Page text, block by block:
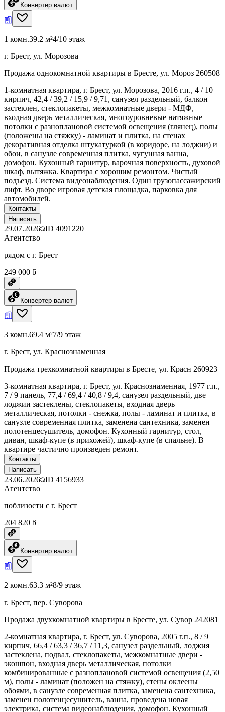
Конвертер валют
1 комн.39.2 м²4/10 этаж
г. Брест, ул. Морозова
Продажа однокомнатной квартиры в Бресте, ул. Мороз 260508
1-комнатная квартира, г. Брест, ул. Морозова, 2016 г.п., 4 / 10
кирпич, 42,4 / 39,2 / 15,9 / 9,71, санузел раздельный, балкон
застеклен, стеклопакеты, межкомнатные двери - МДФ,
входная дверь металлическая, многоуровневые натяжные
потолки с разноплановой системой освещения (глянец), полы
(положены на стяжку) - ламинат и плитка, на стенах
декоративная отделка штукатуркой (в коридоре, на лоджии) и
обои, в санузле современная плитка, чугунная ванна,
домофон. Кухонный гарнитур, варочная поверхность, духовой
шкаф, вытяжка. Квартира с хорошим ремонтом. Чистый
подъезд. Система видеонаблюдения. Один грузопассажирский
лифт. Во дворе игровая детская площадка, парковка для
автомобилей.
Контакты
Написать
29.07.2026 ID 4091220
Агентство
рядом с г. Брест
249 000 ƃ
Конвертер валют
3 комн.69.4 м²7/9 этаж
г. Брест, ул. Краснознаменная
Продажа трехкомнатной квартиры в Бресте, ул. Красн 260923
3-комнатная квартира, г. Брест, ул. Краснознаменная, 1977 г.п.,
7 / 9 панель, 77,4 / 69,4 / 40,8 / 9,4, санузел раздельный, две
лоджии застеклены, стеклопакеты, входная дверь
металлическая, потолки - снежка, полы - ламинат и плитка, в
санузле современная плитка, заменена сантехника, заменен
полотенцесушитель, домофон. Кухонный гарнитур, стол,
диван, шкаф-купе (в прихожей), шкаф-купе (в спальне). В
квартире частично произведен ремонт.
Контакты
Написать
23.06.2026 ID 4156933
Агентство
поблизости с г. Брест
204 820 ƃ
Конвертер валют
2 комн.63.3 м²8/9 этаж
г. Брест, пер. Суворова
Продажа двухкомнатной квартиры в Бресте, ул. Сувор 242081
2-комнатная квартира, г. Брест, ул. Суворова, 2005 г.п., 8 / 9
кирпич, 66,4 / 63,3 / 36,7 / 11,3, санузел раздельный, лоджия
застеклена, подвал, стеклопакеты, межкомнатные двери -
экошпон, входная дверь металлическая, потолки
комбинированные с разноплановой системой освещения (2,50
м), полы - ламинат (положен на стяжку), стены оклеены
обоями, в санузле современная плитка, заменена сантехника,
заменен полотенцесушитель, ванна, проведена новая
электрика, система видеонаблюдения, домофон. Кухонный